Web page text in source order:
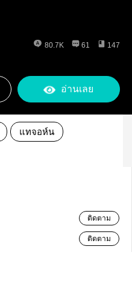
80.7K 61 147
อ่านเลย
แทจอห์น
ติดตาม
ติดตาม